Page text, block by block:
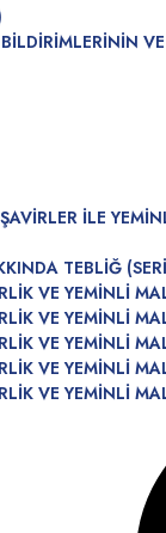
İLE
TEBLİĞ
VE YEMİNLİ
VE YEMİNLİ
VE YEMİNLİ
VE YEMİNLİ
VE YEMİNLİ